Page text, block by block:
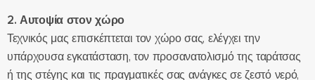
2. Αυτοψία στον χώρο
Τεχνικός μας επισκέπτεται τον χώρο σας, ελέγχει την
υπάρχουσα εγκατάσταση, τον προσανατολισμό της ταράτσας
ή της στέγης και τις πραγματικές σας ανάγκες σε ζεστό νερό,